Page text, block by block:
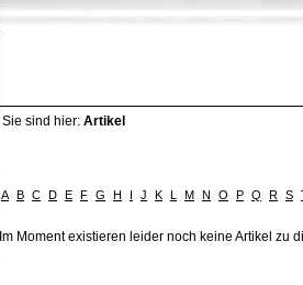
Sie sind hier: Artikel
A B C D E F G H I J K L M N O P Q R S
Im Moment existieren leider noch keine Artikel zu